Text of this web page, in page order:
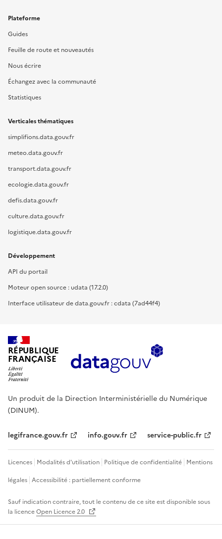
Plateforme
Guides
Feuille de route et nouveautés
Nous écrire
Échangez avec la communauté
Statistiques
Verticales thématiques
simplifions.data.gouv.fr
meteo.data.gouv.fr
transport.data.gouv.fr
ecologie.data.gouv.fr
defis.data.gouv.fr
culture.data.gouv.fr
logistique.data.gouv.fr
Développement
API du portail
Moteur open source : udata (17.2.0)
Interface utilisateur de data.gouv.fr : cdata (7ad44f4)
RÉPUBLIQUE
FRANÇAISE
Un produit de la Direction Interministérielle du Numérique
(DINUM).
legifrance.gouv.fr info.gouv.fr service-public.fr
Licences Modalités d'utilisation Politique de confidentialité Mentions
légales Accessibilité : partiellement conforme
Sauf indication contraire, tout le contenu de ce site est disponible sous
la licenceOpen Licence 2.0